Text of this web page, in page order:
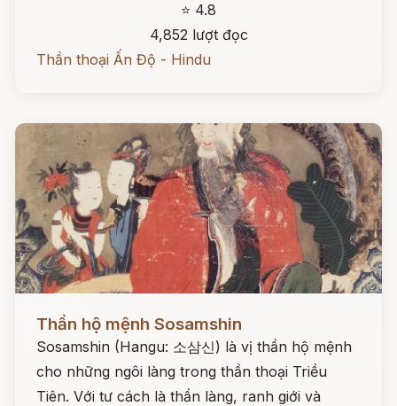
⭐ 4.8
4,852 lượt đọc
Thần thoại Ấn Độ - Hindu
Đọc ngay
Thần hộ mệnh Sosamshin
Sosamshin (Hangu: 소삼신) là vị thần hộ mệnh
cho những ngôi làng trong thần thoại Triều
Tiên. Với tư cách là thần làng, ranh giới và